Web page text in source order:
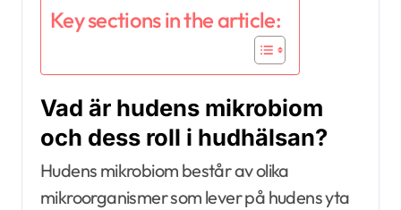
Key sections in the article:
Vad är hudens mikrobiom
och dess roll i hudhälsan?
Hudens mikrobiom består av olika
mikroorganismer som lever på hudens yta